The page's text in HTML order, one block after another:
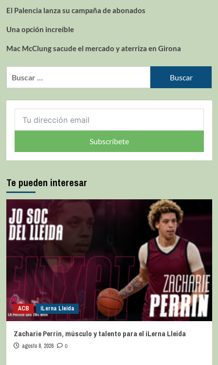
El Palencia lanza su campaña de abonados
Una opción increíble
Mac McClung sacude el mercado y aterriza en Girona
Subscríbete
Te pueden interesar
ACB iLerna Lleida
Zacharie Perrin, músculo y talento para el iLerna Lleida
agosto 8, 2026 0